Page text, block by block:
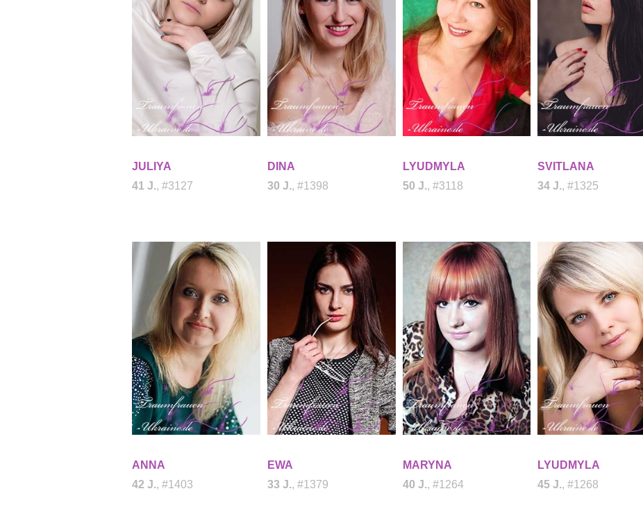
JULIYA
41 J., #3127
DINA
30 J., #1398
LYUDMYLA
50 J., #3118
SVITLANA
34 J., #1325
ANNA
42 J., #1403
EWA
33 J., #1379
MARYNA
40 J., #1264
LYUDMYLA
45 J., #1268